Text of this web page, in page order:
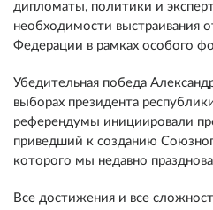
дипломаты, политики и
необходимости выстраивания
Федерации в рамках особого
Убедительная победа
выборах президента
референдумы инициировали
приведший к созданию
которого мы недавно
Все достижения и все